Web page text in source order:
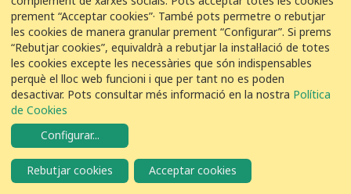
EDAR Silvouta -Manuel Ces
1Tord comú Turdus philomelos
20 de novembre de 2019
20/11/2019 09:05:00
EDAR Benavente -
1Tord comú Turdus philomelos
prement “Acceptar cookies”· També pots permetre o rebutjar
les cookies de manera granular prement “Configurar”. Si prems
“Rebutjar cookies”, equivaldrà a rebutjar la instal·lació de totes
les cookies excepte les necessàries que són indispensables
perquè el lloc web funcioni i que per tant no es poden
desactivar. Pots consultar més informació en la nostra Política
de Cookies
Configurar...
Rebutjar cookies Acceptar cookies